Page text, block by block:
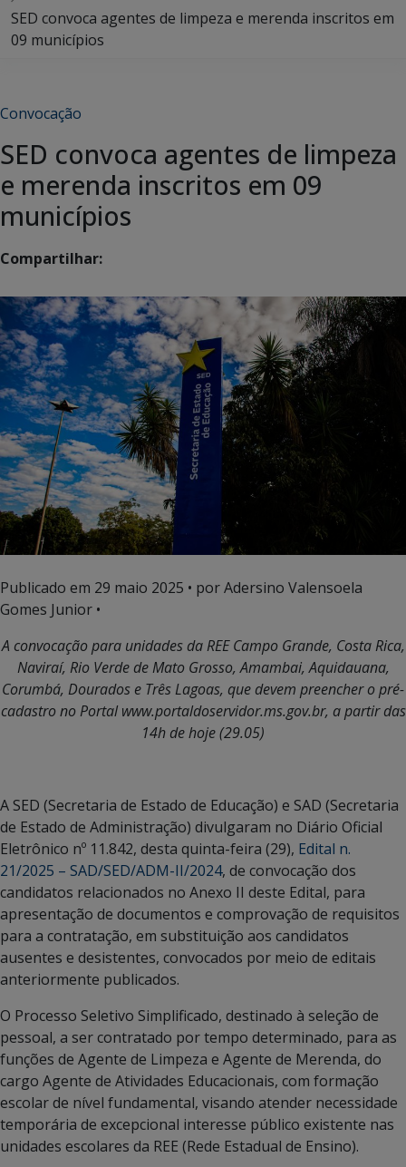
SED convoca agentes de limpeza e merenda inscritos em
09 municípios
Convocação
SED convoca agentes de limpeza
e merenda inscritos em 09
municípios
Compartilhar:
Publicado em 29 maio 2025 • por Adersino Valensoela
Gomes Junior •
A convocação para unidades da REE Campo Grande, Costa Rica,
Naviraí, Rio Verde de Mato Grosso, Amambai, Aquidauana,
Corumbá, Dourados e Três Lagoas, que devem preencher o pré-
cadastro no Portal www.portaldoservidor.ms.gov.br, a partir das
14h de hoje (29.05)
A SED (Secretaria de Estado de Educação) e SAD (Secretaria
de Estado de Administração) divulgaram no Diário Oficial
Eletrônico nº 11.842, desta quinta-feira (29), Edital n.
21/2025 – SAD/SED/ADM-II/2024, de convocação dos
candidatos relacionados no Anexo II deste Edital, para
apresentação de documentos e comprovação de requisitos
para a contratação, em substituição aos candidatos
ausentes e desistentes, convocados por meio de editais
anteriormente publicados.
O Processo Seletivo Simplificado, destinado à seleção de
pessoal, a ser contratado por tempo determinado, para as
funções de Agente de Limpeza e Agente de Merenda, do
cargo Agente de Atividades Educacionais, com formação
escolar de nível fundamental, visando atender necessidade
temporária de excepcional interesse público existente nas
unidades escolares da REE (Rede Estadual de Ensino).